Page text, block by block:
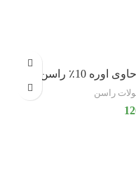
10٪ راسن
راسن